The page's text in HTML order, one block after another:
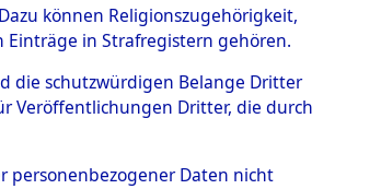
können Religionszugehörigkeit,
in Strafregistern gehören.
die schutzwürdigen Belange Dritter
Veröffentlichungen Dritter, die durch
personenbezogener Daten nicht